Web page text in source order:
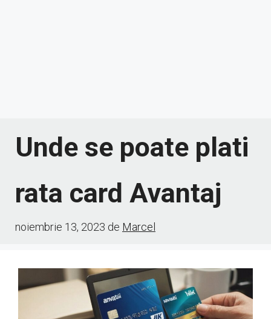
Unde se poate plati
rata card Avantaj
noiembrie 13, 2023 de Marcel